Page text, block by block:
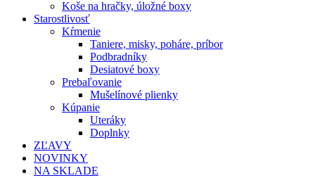
Koše na hračky, úložné boxy
Starostlivosť
Kŕmenie
Taniere, misky, poháre, príbor
Podbradníky
Desiatové boxy
Prebaľovanie
Mušelínové plienky
Kúpanie
Uteráky
Doplnky
ZĽAVY
NOVINKY
NA SKLADE